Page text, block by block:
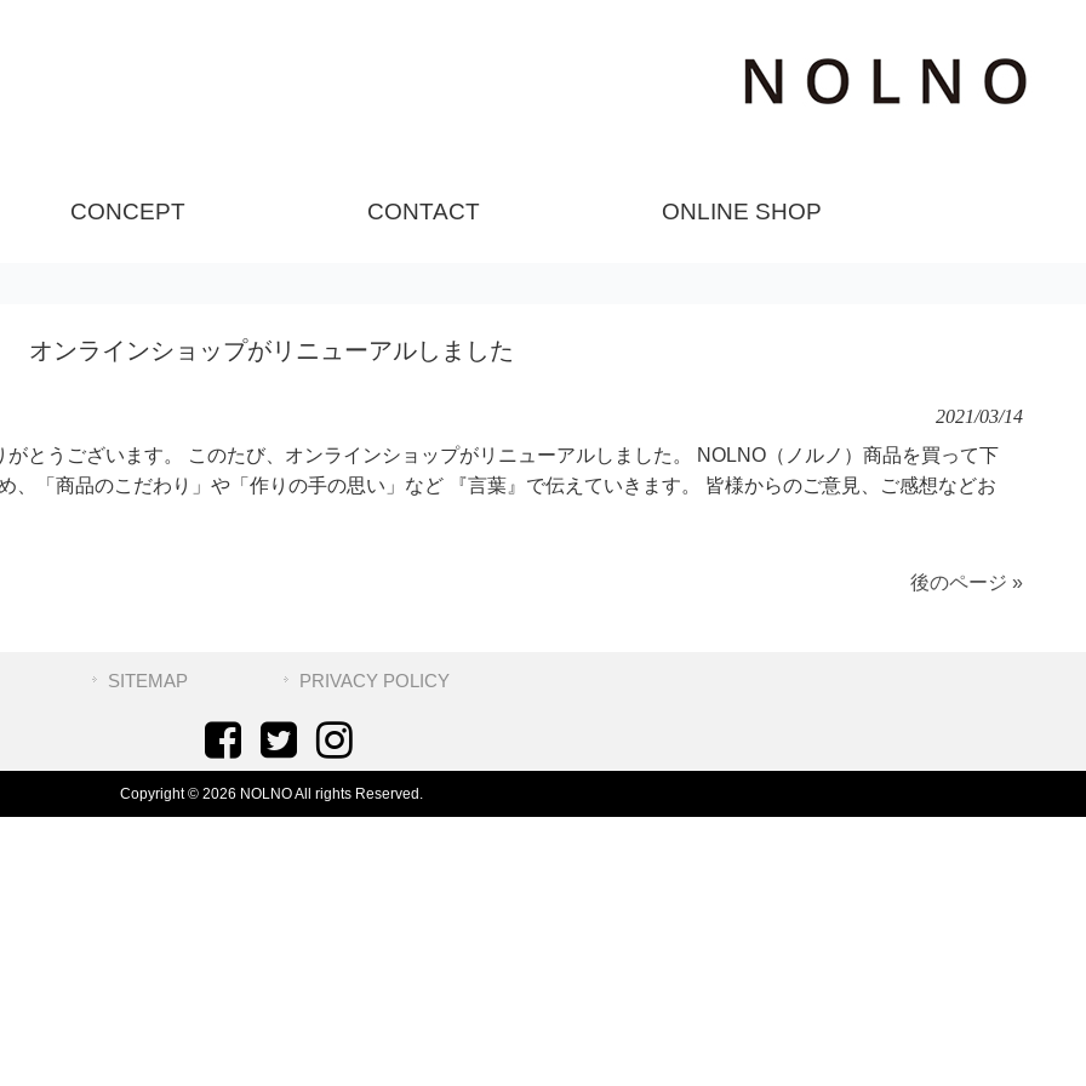
CONCEPT CONTACT ONLINE SHOP
オンラインショップがリニューアルしました
2021/03/14
とうございます。 このたび、オンラインショップがリニューアルしました。 NOLNO（ノルノ）商品を買って下
、「商品のこだわり」や「作りの手の思い」など 『言葉』で伝えていきます。 皆様からのご意見、ご感想などお
後のページ »
SITEMAP PRIVACY POLICY
Copyright © 2026 NOLNO All rights Reserved.